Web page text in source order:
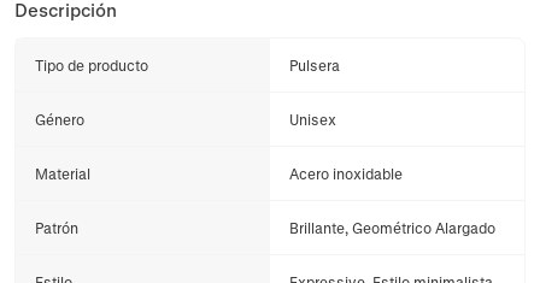
Descripción
Tipo de producto Pulsera
Género Unisex
Material Acero inoxidable
Patrón Brillante, Geométrico Alargado